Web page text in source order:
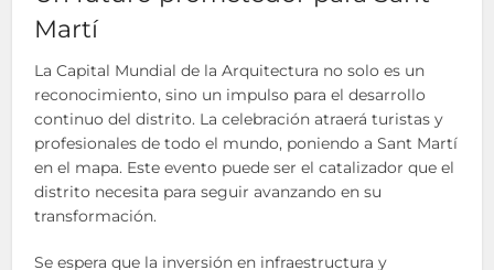
Martí
La Capital Mundial de la Arquitectura no solo es un
reconocimiento, sino un impulso para el desarrollo
continuo del distrito. La celebración atraerá turistas y
profesionales de todo el mundo, poniendo a Sant Martí
en el mapa. Este evento puede ser el catalizador que el
distrito necesita para seguir avanzando en su
transformación.
Se espera que la inversión en infraestructura y